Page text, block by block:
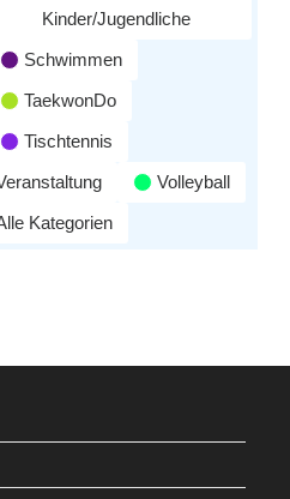
Kinder/Jugendliche
Schwimmen
TaekwonDo
Tischtennis
Volleyball
Kategorien